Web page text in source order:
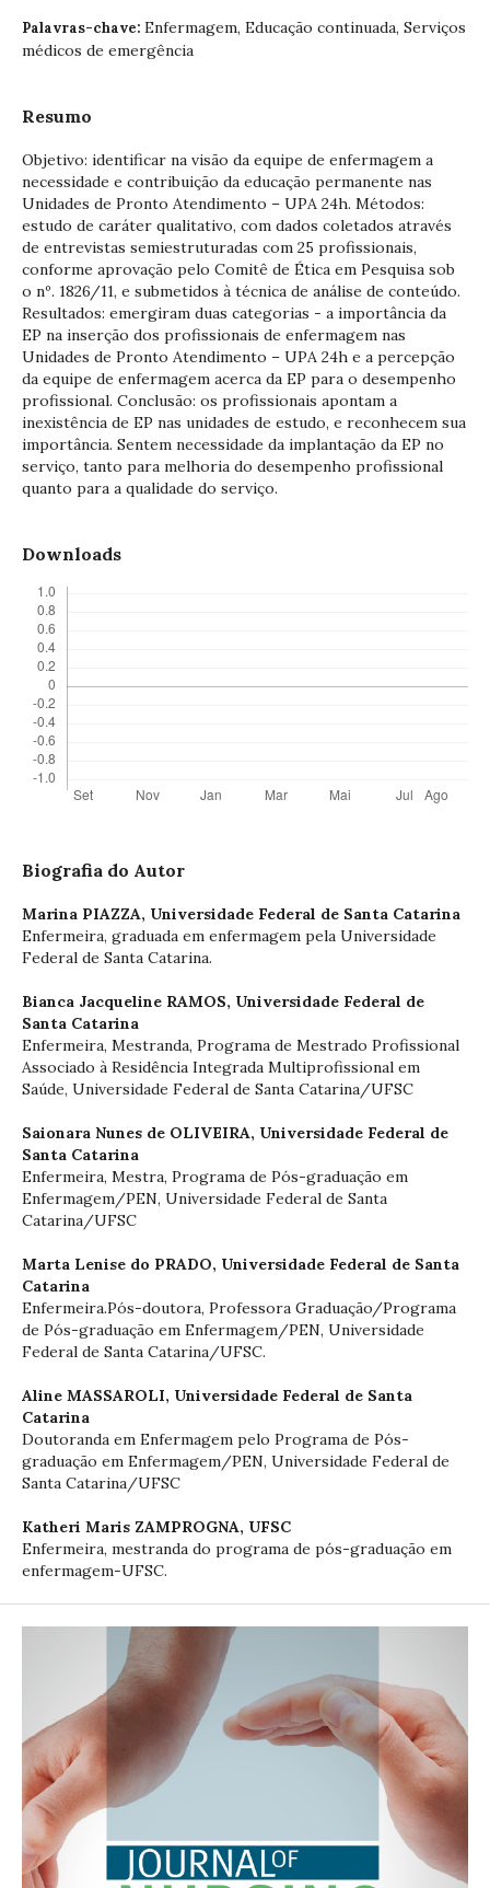
Palavras-chave: Enfermagem, Educação continuada, Serviços
médicos de emergência
Resumo
Objetivo: identificar na visão da equipe de enfermagem a
necessidade e contribuição da educação permanente nas
Unidades de Pronto Atendimento – UPA 24h. Métodos:
estudo de caráter qualitativo, com dados coletados através
de entrevistas semiestruturadas com 25 profissionais,
conforme aprovação pelo Comitê de Ética em Pesquisa sob
o nº. 1826/11, e submetidos à técnica de análise de conteúdo.
Resultados: emergiram duas categorias - a importância da
EP na inserção dos profissionais de enfermagem nas
Unidades de Pronto Atendimento – UPA 24h e a percepção
da equipe de enfermagem acerca da EP para o desempenho
profissional. Conclusão: os profissionais apontam a
inexistência de EP nas unidades de estudo, e reconhecem sua
importância. Sentem necessidade da implantação da EP no
serviço, tanto para melhoria do desempenho profissional
quanto para a qualidade do serviço.
Downloads
Biografia do Autor
Marina PIAZZA, Universidade Federal de Santa Catarina
Enfermeira, graduada em enfermagem pela Universidade
Federal de Santa Catarina.
Bianca Jacqueline RAMOS, Universidade Federal de
Santa Catarina
Enfermeira, Mestranda, Programa de Mestrado Profissional
Associado à Residência Integrada Multiprofissional em
Saúde, Universidade Federal de Santa Catarina/UFSC
Saionara Nunes de OLIVEIRA, Universidade Federal de
Santa Catarina
Enfermeira, Mestra, Programa de Pós-graduação em
Enfermagem/PEN, Universidade Federal de Santa
Catarina/UFSC
Marta Lenise do PRADO, Universidade Federal de Santa
Catarina
Enfermeira.Pós-doutora, Professora Graduação/Programa
de Pós-graduação em Enfermagem/PEN, Universidade
Federal de Santa Catarina/UFSC.
Aline MASSAROLI, Universidade Federal de Santa
Catarina
Doutoranda em Enfermagem pelo Programa de Pós-
graduação em Enfermagem/PEN, Universidade Federal de
Santa Catarina/UFSC
Katheri Maris ZAMPROGNA, UFSC
Enfermeira, mestranda do programa de pós-graduação em
enfermagem-UFSC.